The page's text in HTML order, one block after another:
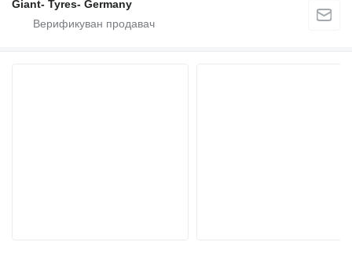
Giant- Tyres- Germany